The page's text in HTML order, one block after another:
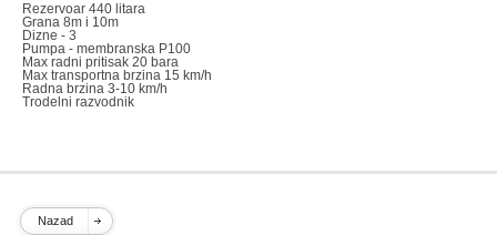
Rezervoar 440 litara
Grana 8m i 10m
Dizne - 3
Pumpa - membranska P100
Max radni pritisak 20 bara
Max transportna brzina 15 km/h
Radna brzina 3-10 km/h
Trodelni razvodnik
Nazad